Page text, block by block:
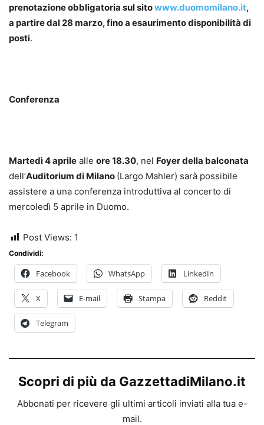
prenotazione obbligatoria sul sitowww.duomomilano.it,
a partire dal 28 marzo, fino a esaurimento disponibilità di
posti.
Conferenza
Martedì 4 aprile alle ore 18.30, nel Foyer della balconata
dell’Auditorium di Milano (Largo Mahler) sarà possibile
assistere a una conferenza introduttiva al concerto di
mercoledì 5 aprile in Duomo.
Post Views: 1
Condividi:
Facebook WhatsApp LinkedIn
X E-mail Stampa Reddit
Telegram
Scopri di più da GazzettadiMilano.it
Abbonati per ricevere gli ultimi articoli inviati alla tua e-
mail.